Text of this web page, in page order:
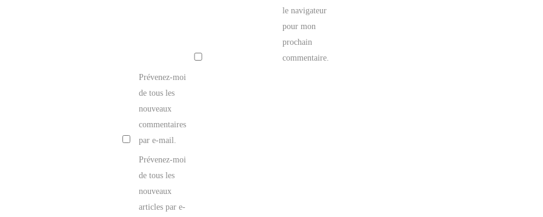
le navigateur
pour mon
prochain
commentaire.
Prévenez-moi
de tous les
nouveaux
commentaires
par e-mail.
Prévenez-moi
de tous les
nouveaux
articles par e-